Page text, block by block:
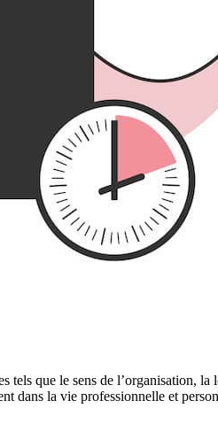
que le sens de l’organisation,
dans la vie professionnelle et